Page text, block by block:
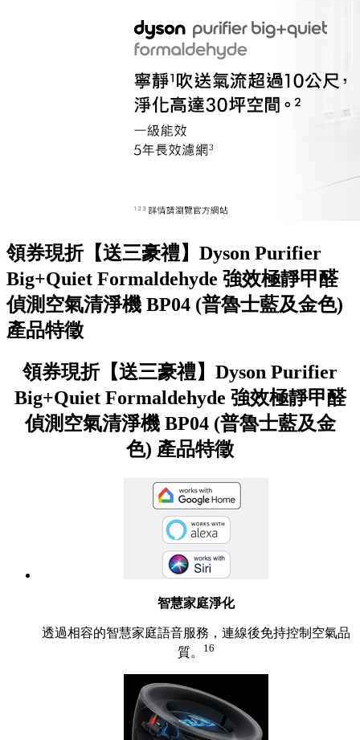
領券現折【送三豪禮】Dyson Purifier
Big+Quiet Formaldehyde 強效極靜甲醛
偵測空氣清淨機 BP04 (普魯士藍及金色)
產品特徵
領券現折【送三豪禮】Dyson Purifier
Big+Quiet Formaldehyde 強效極靜甲醛
偵測空氣清淨機 BP04 (普魯士藍及金
色) 產品特徵
智慧家庭淨化
透過相容的智慧家庭語音服務，連線後免持控制空氣品
質。
16